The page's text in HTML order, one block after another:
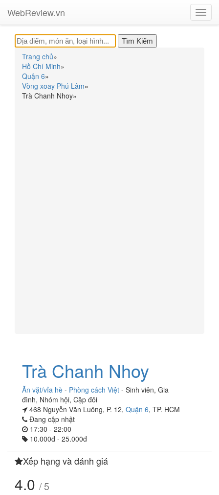
WebReview.vn
Trang chủ»
Hồ Chí Minh»
Quận 6»
Vòng xoay Phú Lâm»
Trà Chanh Nhoy»
Trà Chanh Nhoy
Ăn vặt/vỉa hè - Phòng cách Việt - Sinh viên, Gia
đình, Nhóm hội, Cặp đôi
468 Nguyễn Văn Luông, P. 12, Quận 6, TP. HCM
Đang cập nhật
17:30 - 22:00
10.000đ - 25.000đ
Xếp hạng và đánh giá
4.0 / 5